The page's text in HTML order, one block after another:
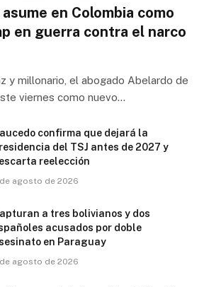
en Colombia como
en guerra contra el narco
y millonario, el abogado Abelardo de
viernes como nuevo…
confirma que dejará la
del TSJ antes de 2027 y
reelección
agosto de 2026
a tres bolivianos y dos
acusados por doble
en Paraguay
agosto de 2026